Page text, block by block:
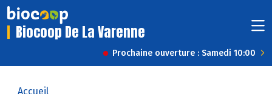
Biocoop De La Varenne
Prochaine ouverture : Samedi 10:00
Accueil